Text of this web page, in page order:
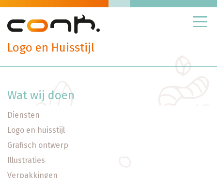
content
Logo en huisstijl
Illustraties
Verpakkingen
Informatiepanelen
Wat nog meer
Logo en Huisstijl
Wat wij doen
Diensten
Logo en huisstijl
Grafisch ontwerp
Illustraties
Verpakkingen